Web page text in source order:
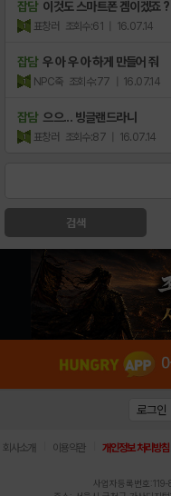
잡담 이것도 스마트폰 겜이겠죠 ?
표창러 조회수:61 | 16.07.14
잡담 우 아 우 아 하게 만들어 줘
NPC죽 조회수:77 | 16.07.14
잡담 으으... 빙글랜드라니
표창러 조회수:87 | 16.07.14
검색
로그인
회사소개 이용약관 개인정보 처리방침
사업자등록번호